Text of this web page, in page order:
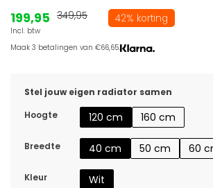
199,95
Incl. btw
349,95 42% korting
Maak 3 betalingen van €66,65.
Stel jouw eigen radiator samen
Hoogte
120 cm 160 cm
Breedte 40 cm 50 cm 60
Kleur Wit